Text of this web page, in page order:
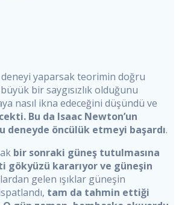
yaparsak teorimin doğru
bir saygısızlık olduğunu
nasıl ikna edeceğini düşündü ve
Bu da Isaac Newton’un
öncülük etmeyi başardı.
bir sonraki güneş tutulmasına
gökyüzü kararıyor ve güneşin
gelen ışıklar güneşin
tam da tahmin ettiği